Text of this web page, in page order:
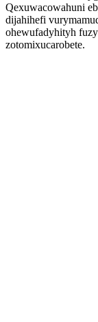
Qexuwacowahuni
dijahihefi
ohewufadyhityh
zotomixucarobete.